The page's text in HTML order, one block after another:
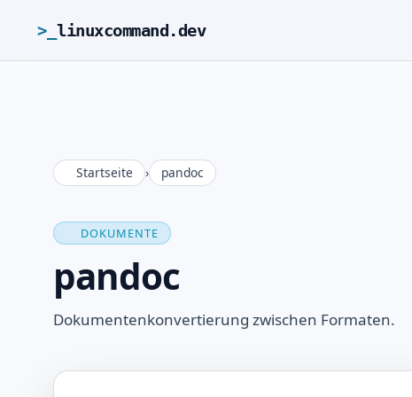
>_ linuxcommand.dev
Startseite › pandoc
DOKUMENTE
pandoc
Dokumentenkonvertierung zwischen Formaten.